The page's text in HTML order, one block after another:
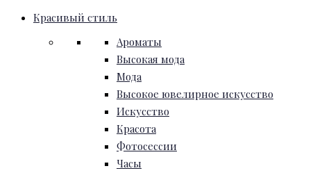
Красивый стиль
Ароматы
Высокая мода
Мода
Высокое ювелирное искусство
Искусство
Красота
Фотосессии
Часы